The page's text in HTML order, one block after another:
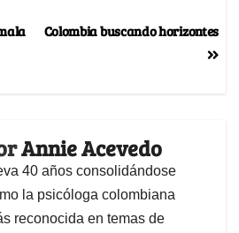
Colombia buscando horizontes
Annie Acevedo
40 años consolidándose
la psicóloga colombiana
reconocida en temas de